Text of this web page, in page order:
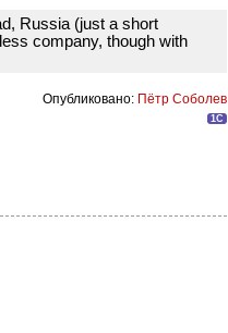
Russia (just a short
company, though with
Опубликовано: Пётр Соболев
1C